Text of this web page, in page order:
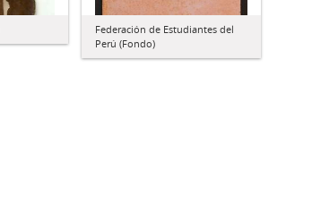
Federación de Estudiantes del
Perú (Fondo)